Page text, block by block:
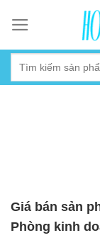
content
Giá bán sản
Phòng kinh